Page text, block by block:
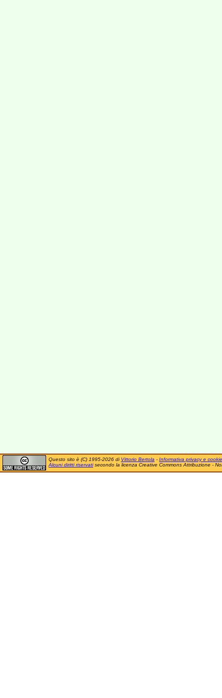
Questo sito è (C) 1995-2026 di Vittorio Bertola - Informativa privacy e cookie
Alcuni diritti riservatisecondo la licenza Creative Commons Attribuzione -